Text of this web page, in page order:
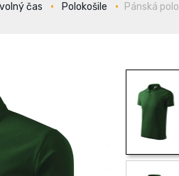
čas Polokošile Pánská